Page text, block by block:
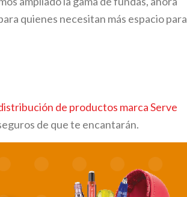
quienes necesitan más espacio para
de productos marca Serve
de que te encantarán.